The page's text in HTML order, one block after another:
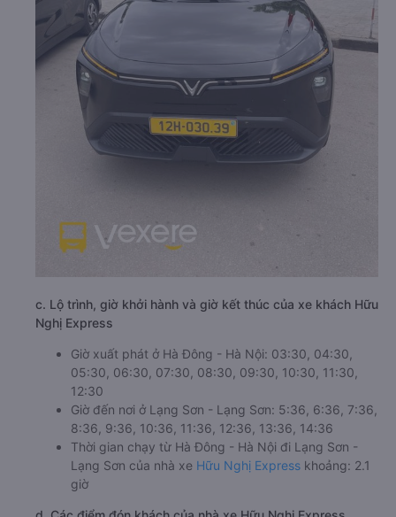
c. Lộ trình, giờ khởi hành và giờ kết thúc của xe khách Hữu
Nghị Express
Giờ xuất phát ở Hà Đông - Hà Nội: 03:30, 04:30,
05:30, 06:30, 07:30, 08:30, 09:30, 10:30, 11:30,
12:30
Giờ đến nơi ở Lạng Sơn - Lạng Sơn: 5:36, 6:36, 7:36,
8:36, 9:36, 10:36, 11:36, 12:36, 13:36, 14:36
Thời gian chạy từ Hà Đông - Hà Nội đi Lạng Sơn -
Lạng Sơn của nhà xe Hữu Nghị Express khoảng: 2.1
giờ